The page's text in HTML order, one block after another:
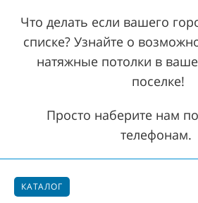
Что делать если вашего
списке? Узнайте о
натяжные потолки в
поселке!
Просто наберите нам
телефонам.
КАТАЛОГ